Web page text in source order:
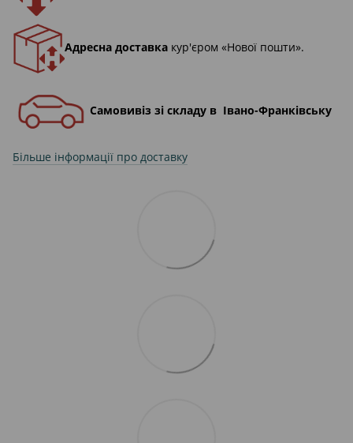
Адресна доставка кур'єром «Нової пошти».
Самовивіз зі складу в Івано-Франківську
Більше інформації про доставку